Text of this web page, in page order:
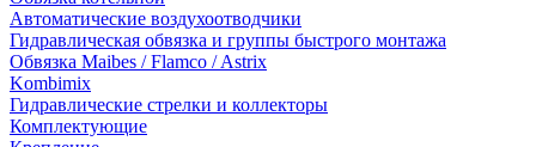
Автоматические воздухоотводчики
Гидравлическая обвязка и группы быстрого монтажа
Обвязка Maibes / Flamco / Astrix
Kombimix
Гидравлические стрелки и коллекторы
Комплектующие